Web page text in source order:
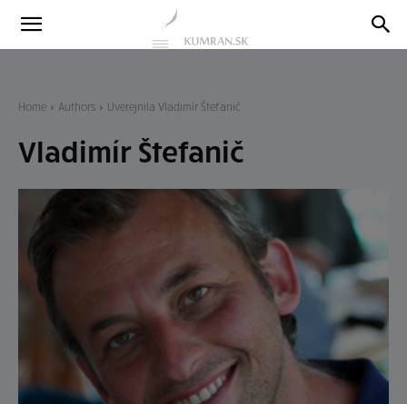
Kumran
Home Authors Uverejnila Vladimír Štefanič
Vladimír Štefanič